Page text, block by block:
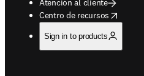
Atención al cliente
Centro de recursos
opens in new tab/window
Sign in to products